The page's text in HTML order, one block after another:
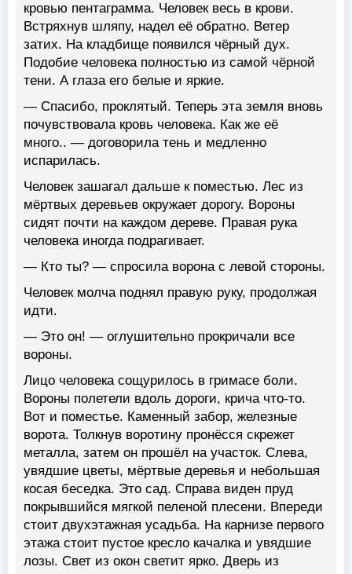
кровью пентаграмма. Человек весь в крови.
Встряхнув шляпу, надел её обратно. Ветер
затих. На кладбище появился чёрный дух.
Подобие человека полностью из самой чёрной
тени. А глаза его белые и яркие.
— Спасибо, проклятый. Теперь эта земля вновь
почувствовала кровь человека. Как же её
много.. — договорила тень и медленно
испарилась.
Человек зашагал дальше к поместью. Лес из
мёртвых деревьев окружает дорогу. Вороны
сидят почти на каждом дереве. Правая рука
человека иногда подрагивает.
— Кто ты? — спросила ворона с левой стороны.
Человек молча поднял правую руку, продолжая
идти.
— Это он! — оглушительно прокричали все
вороны.
Лицо человека сощурилось в гримасе боли.
Вороны полетели вдоль дороги, крича что-то.
Вот и поместье. Каменный забор, железные
ворота. Толкнув воротину пронёсся скрежет
металла, затем он прошёл на участок. Слева,
увядшие цветы, мёртвые деревья и небольшая
косая беседка. Это сад. Справа виден пруд
покрывшийся мягкой пеленой плесени. Впереди
стоит двухэтажная усадьба. На карнизе первого
этажа стоит пустое кресло качалка и увядшие
лозы. Свет из окон светит ярко. Дверь из